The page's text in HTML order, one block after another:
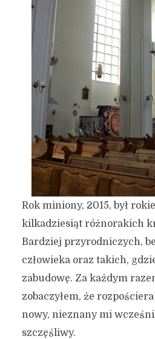
Rok miniony, 2015, był
kilkadziesiąt różnorakich
Bardziej przyrodniczych,
człowieka oraz takich,
zabudowę. Za każdym
zobaczyłem, że
nowy, nieznany mi
szczęśliwy.